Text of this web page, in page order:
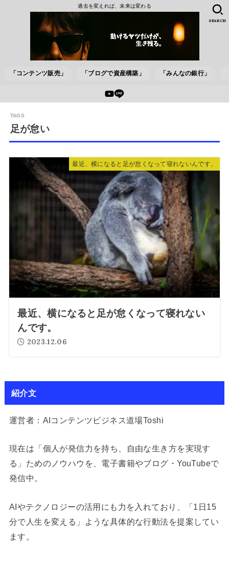
過去を変えれば、未来は変わる
「コンテンツ販売」 「ブログで資産構築」 「みんなの銀行」
SEARCH
足が怠い
最近、横になると足が怠くなって寝れないんです。
最近、横になると足が怠くなって寝れない
んです。
2023.12.06
紹介文
運営者：AIコンテンツビジネス道場Toshi
現在は「個人が発信力を持ち、自由な生き方を実現す
る」ためのノウハウを、電子書籍やブログ・YouTubeで
発信中。
AIやテクノロジーの活用にも力を入れており、「1日15
分で人生を変える」ような具体的な行動法を提案してい
ます。